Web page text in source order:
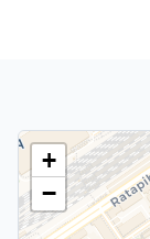
+
−